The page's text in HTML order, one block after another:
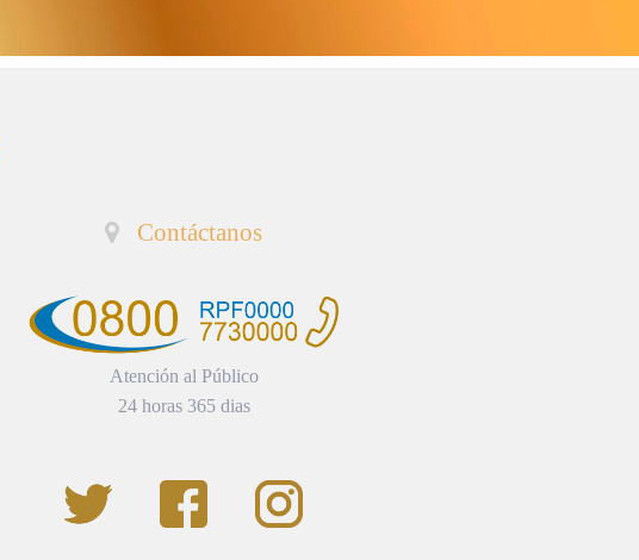
Contáctanos
Atención al Público
24 horas 365 dias